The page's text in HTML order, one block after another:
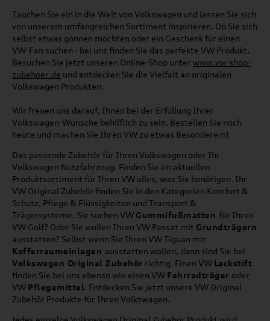
Tauchen Sie ein in die Welt von Volkswagen und lassen Sie sich
von unserem umfangreichen Sortiment inspirieren. Ob Sie sich
selbst etwas gönnen möchten oder ein Geschenk für einen
VW-Fan suchen - bei uns finden Sie das perfekte VW Produkt.
Besuchen Sie jetzt unseren Online-Shop unter www.vw-shop-
zubehoer.de und entdecken Sie die Vielfalt an originalen
Volkswagen Produkten.
Wir freuen uns darauf, Ihnen bei der Erfüllung Ihrer
Volkswagen-Wünsche behilflich zu sein. Bestellen Sie noch
heute und machen Sie Ihren VW zu etwas Besonderem!
Das passende Zubehör für Ihren Volkswagen oder Ihr
Volkswagen Nutzfahrzeug. Finden Sie im aktuellen
Produktsortiment für Ihren VW alles, was Sie benötigen. Ihr
VW Original Zubehör finden Sie in den Kategorien Komfort &
Schutz, Pflege & Flüssigkeiten und Transport &
Trägersysteme. Sie suchen VW Gummifußmatten für Ihren
VW Golf? Oder Sie wollen Ihren VW Passat mit Grundträgern
ausstatten? Selbst wenn Sie Ihren VW Tiguan mit
Kofferraumeinlagen ausstatten wollen, dann sind Sie bei
Volkswagen Original Zubehör richtig. Einen VW Lackstift
finden Sie bei uns ebenso wie einen VW Fahrradträger oder
VW Pflegemittel. Entdecken Sie jetzt unsere VW Original
Zubehör Produkte für Ihren Volkswagen.